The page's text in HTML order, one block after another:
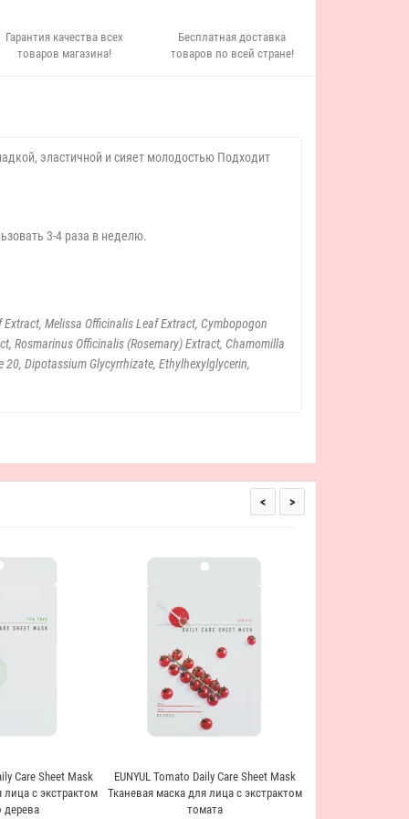
Гарантия качества всех
товаров магазина!
Бесплатная доставка
товаров по всей стране!
эластичной и сияет молодостью Подходит
3-4 раза в неделю.
Melissa Officinalis Leaf Extract, Cymbopogon
Rosmarinus Officinalis (Rosemary) Extract, Chamomilla
Dipotassium Glycyrrhizate, Ethylhexylglycerin,
Care Sheet Mask
лица с экстрактом
дерева
EUNYUL Tomato Daily Care Sheet Mask
Тканевая маска для лица с экстрактом
томата
< >